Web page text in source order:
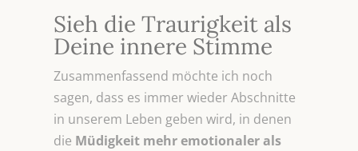
Sieh die Traurigkeit als
Deine innere Stimme
Zusammenfassend möchte ich noch
sagen, dass es immer wieder Abschnitte
in unserem Leben geben wird, in denen
die Müdigkeit mehr emotionaler als